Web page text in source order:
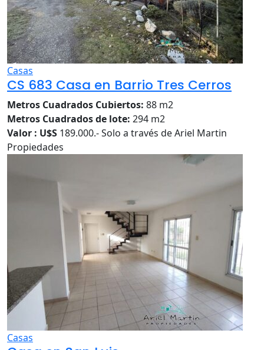
Casas
CS 683 Casa en Barrio Tres Cerros
Metros Cuadrados Cubiertos: 88 m2
Metros Cuadrados de lote: 294 m2
Valor : U$S 189.000.- Solo a través de Ariel Martin
Propiedades
Casas